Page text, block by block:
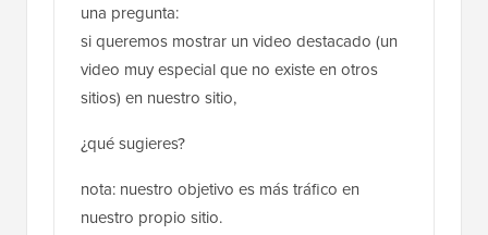
una pregunta:
si queremos mostrar un video destacado (un
video muy especial que no existe en otros
sitios) en nuestro sitio,
¿qué sugieres?
nota: nuestro objetivo es más tráfico en
nuestro propio sitio.